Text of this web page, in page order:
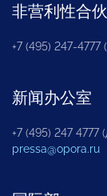
非营利性合
+7 (495) 247-4777
新闻办公室
+7 (495) 247 4777
pressa@opora.ru